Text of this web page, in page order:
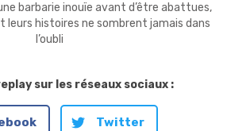
barbarie inouïe avant d’être abattues,
leurs histoires ne sombrent jamais dans
l’oubli
sur les réseaux sociaux :
Twitter